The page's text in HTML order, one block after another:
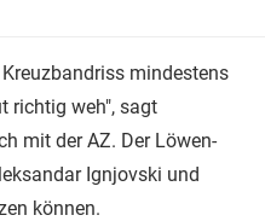
mindestens
richtig weh", sagt
mit der AZ. Der Löwen-
Ignjovski und
können.